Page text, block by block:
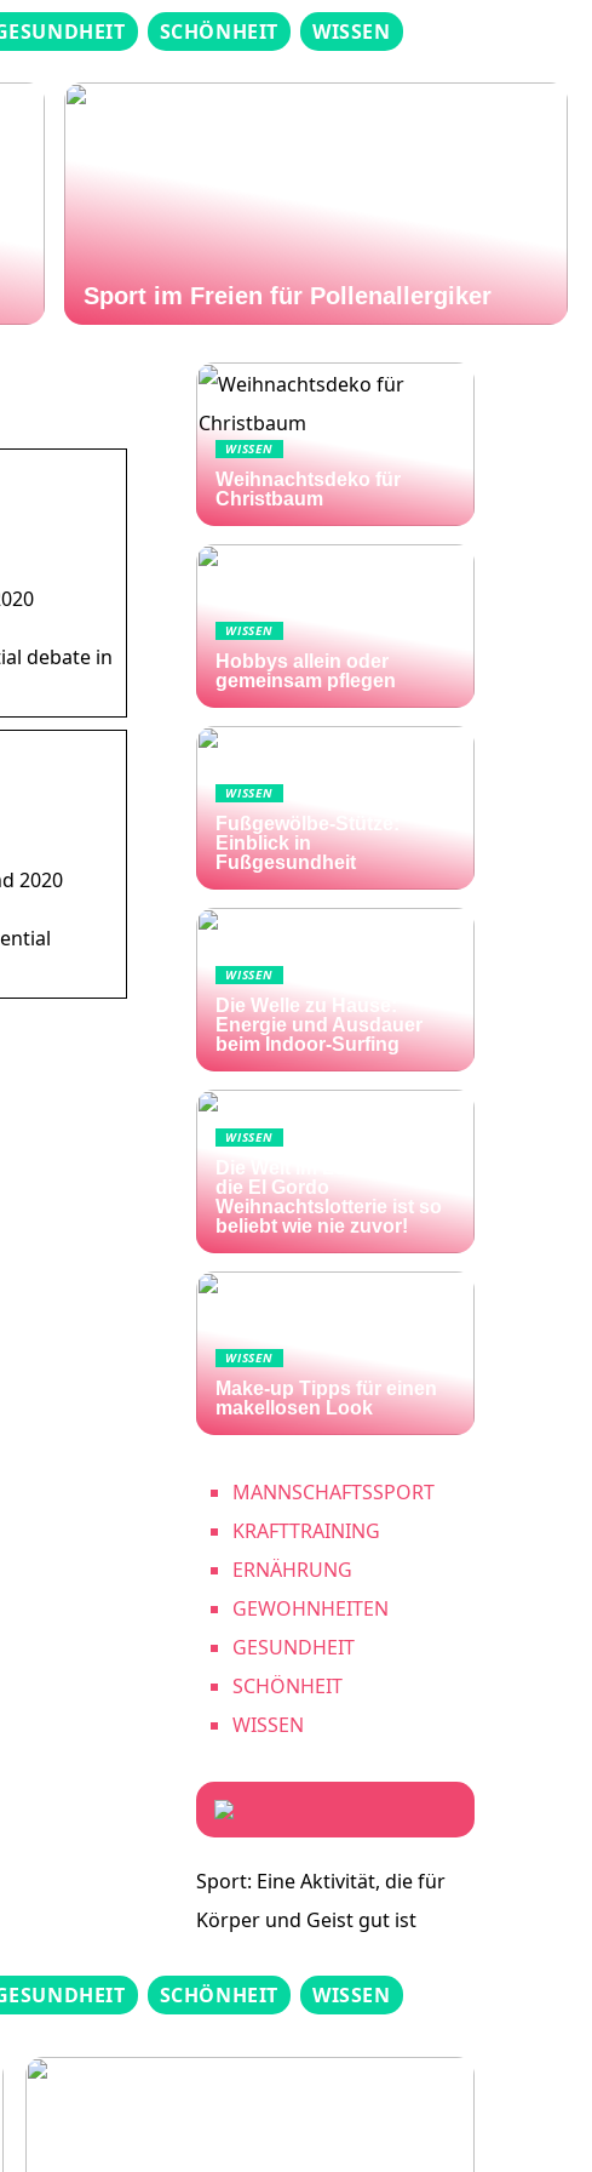
SCHÖNHEIT WISSEN
Sport im Freien für Pollenallergiker
debate in
2020
WISSEN
Weihnachtsdeko für
Christbaum
WISSEN
Hobbys allein oder
gemeinsam pflegen
WISSEN
Fußgewölbe-Stütze:
Einblick in
Fußgesundheit
WISSEN
Die Welle zu Hause:
Energie und Ausdauer
beim Indoor-Surfing
WISSEN
Die Welt im Lotto-Fieber –
die El Gordo
Weihnachtslotterie ist so
beliebt wie nie zuvor!
WISSEN
Make-up Tipps für einen
makellosen Look
MANNSCHAFTSSPORT
KRAFTTRAINING
ERNÄHRUNG
GEWOHNHEITEN
GESUNDHEIT
SCHÖNHEIT
WISSEN
Sport: Eine Aktivität, die für
Körper und Geist gut ist
SCHÖNHEIT WISSEN